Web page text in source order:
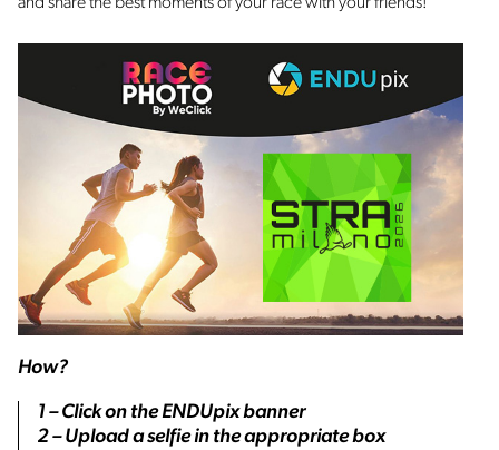
How?
1 – Click on the ENDUpix banner
2 – Upload a selfie in the appropriate box